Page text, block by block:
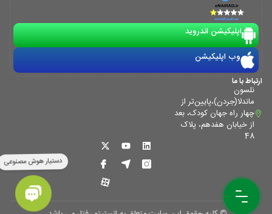
اپلیکیشن اندروید
وب اپلیکیشن
ارتباط با ما
نلسون
ماندلا(جردن)،پایین‌تر از
چهار راه جهان کودک، بعد
از خیابان هفدهم، پلاک
48